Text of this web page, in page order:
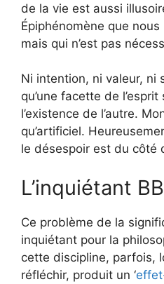
de la vie est aussi
Épiphénomène que
mais qui n’est pas
Ni intention, ni valeur, ni
qu’une facette de
l’existence de l’autre.
qu’artificiel.
le désespoir est du côté
L’inquiétant
Ce problème de la
inquiétant pour la
cette discipline, parfois,
réfléchir, produit un ‘